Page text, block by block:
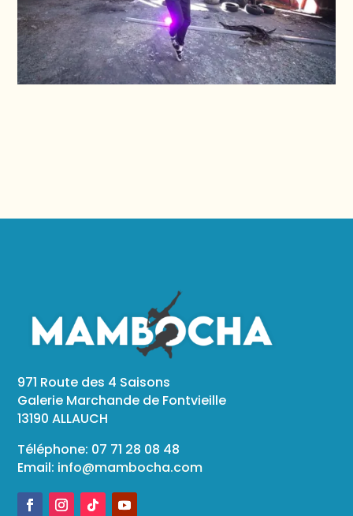
971 Route des 4 Saisons
Galerie Marchande de Fontvieille
13190 ALLAUCH
Téléphone: 07 71 28 08 48
Email: info@mambocha.com